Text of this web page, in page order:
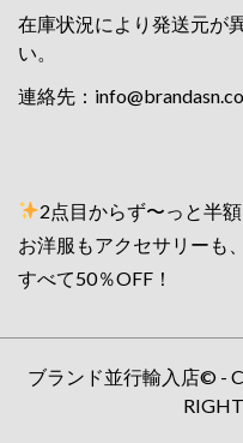
在庫状況により発送元が
い。
連絡先：
2点目からず〜っと半額
お洋服もアクセサリーも
すべて50％OFF！
ブランド並行輸入店© -